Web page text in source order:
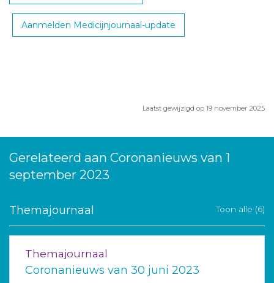
Aanmelden Medicijnjournaal-update
Laatst gewijzigd op 19 november 2025
Gerelateerd aan Coronanieuws van 1
september 2023
Themajournaal Toon alle (6)
Themajournaal
Coronanieuws van 30 juni 2023